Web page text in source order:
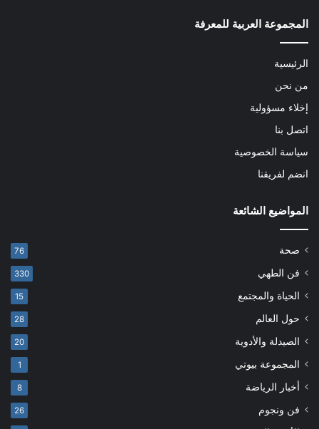
المجموعة العربية للمعرفة
الرئيسية
من نحن
إخلاء مسؤولية
اتصل بنا
سياسة الخصوصية
انضم لفريقنا
المواضيع الشائعة
صحة 76
فن الطهي 330
الحياة والمجتمع 15
حول العالم 28
الصيدلة والأدوية 20
المجموعة بيوتي 1
أخبار الرياضة 8
فن ونجوم 26